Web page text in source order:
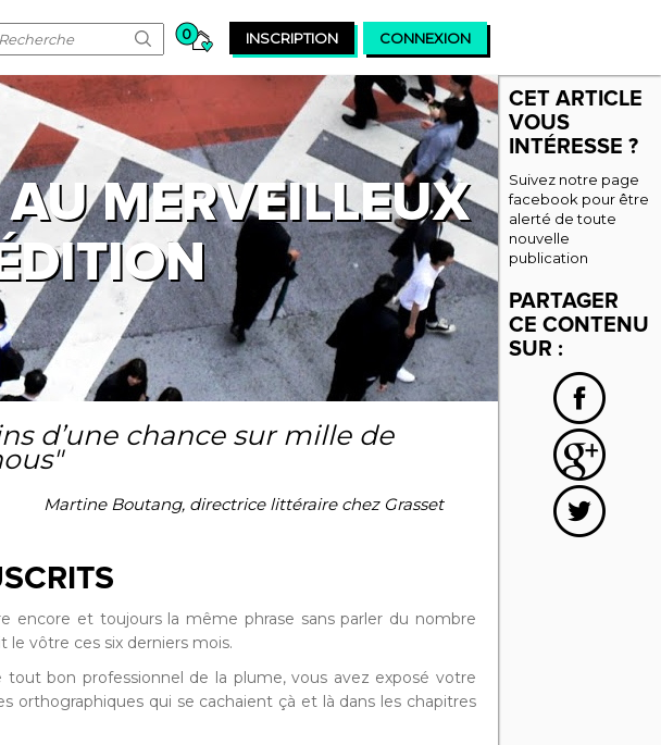
0 INSCRIPTION CONNEXION
CET ARTICLE
VOUS
INTÉRESSE ?
Suivez notre page
facebook pour être
alerté de toute
nouvelle
publication
PARTAGER
CE CONTENU
SUR :
MERVEILLEUX
d’une chance sur mille de
Martine Boutang, directrice littéraire chez Grasset
encore et toujours la même phrase sans parler du nombre
le vôtre ces six derniers mois.
tout bon professionnel de la plume, vous avez exposé votre
orthographiques qui se cachaient çà et là dans les chapitres